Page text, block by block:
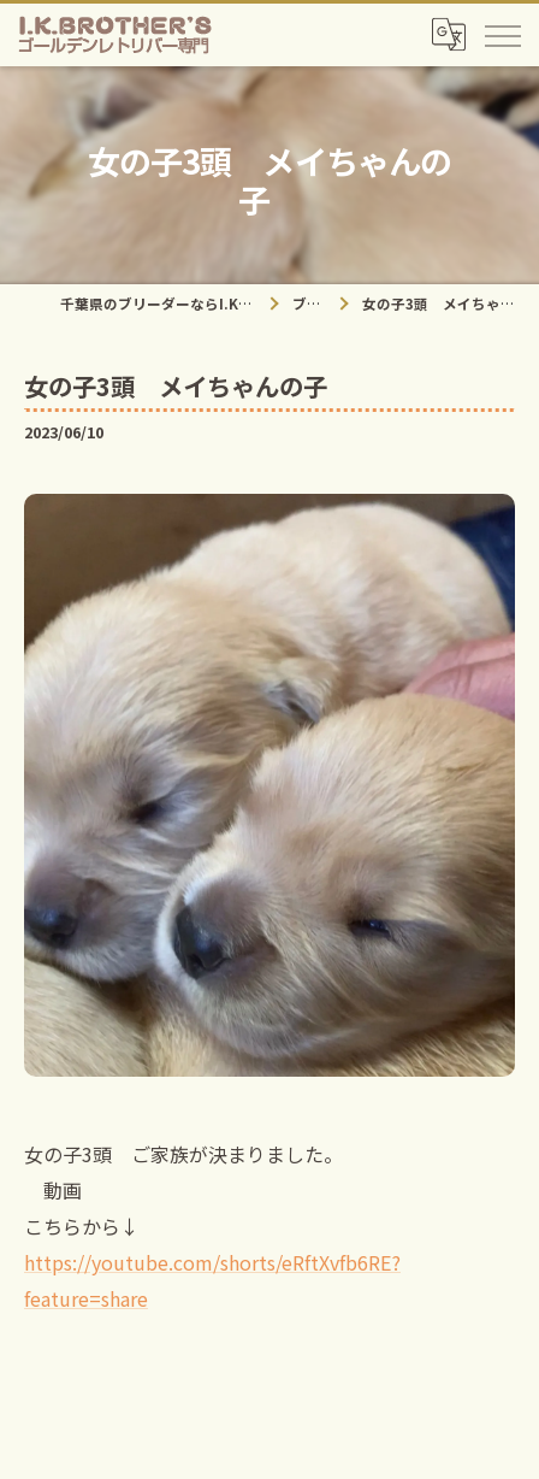
女の子3頭 メイちゃんの
子
千葉県のブリーダーならI.K.Brother's ブログ 女の子3頭 メイちゃんの子
女の子3頭 メイちゃんの子
2023/06/10
女の子3頭 ご家族が決まりました。
動画
こちらから↓
https://youtube.com/shorts/eRftXvfb6RE?
feature=share